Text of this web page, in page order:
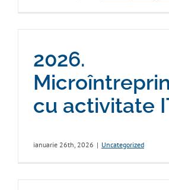
2026.
cu activitate
ianuarie 26th, 2026 | Uncategorized